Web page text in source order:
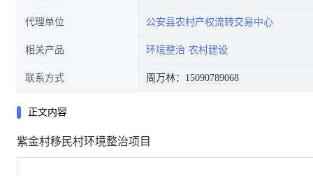
代理单位 公安县农村产权流转交易中心
相关产品 环境整治 农村建设
联系方式 周万林：15090789068
正文内容
紫金村移民村环境整治项目